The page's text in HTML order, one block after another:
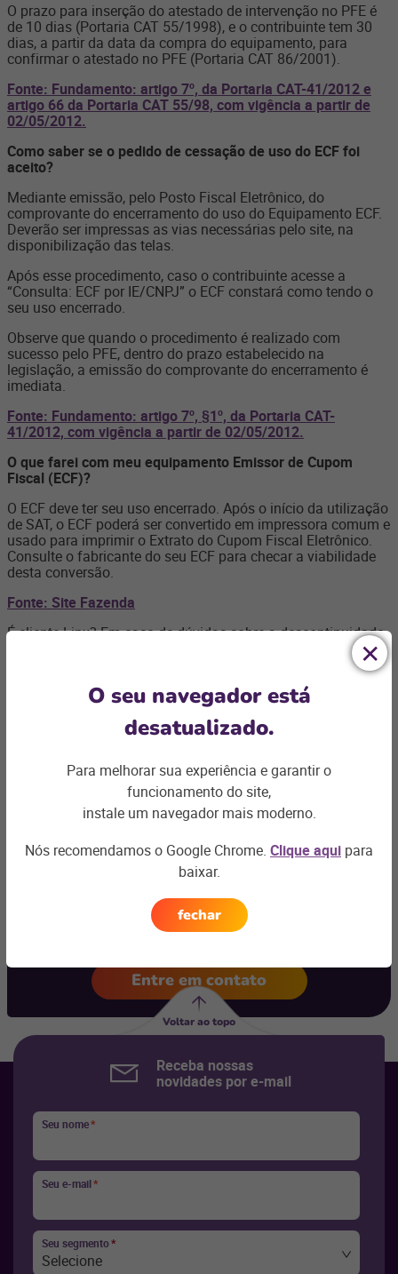
O prazo para inserção do atestado de intervenção no PFE é
de 10 dias (Portaria CAT 55/1998), e o contribuinte tem 30
dias, a partir da data da compra do equipamento, para
confirmar o atestado no PFE (Portaria CAT 86/2001).
Fonte: Fundamento: artigo 7º, da Portaria CAT-41/2012 e
artigo 66 da Portaria CAT 55/98, com vigência a partir de
02/05/2012.
Como saber se o pedido de cessação de uso do ECF foi
aceito?
Mediante emissão, pelo Posto Fiscal Eletrônico, do
comprovante do encerramento do uso do Equipamento ECF.
Deverão ser impressas as vias necessárias pelo site, na
disponibilização das telas.
Após esse procedimento, caso o contribuinte acesse a
“Consulta: ECF por IE/CNPJ” o ECF constará como tendo o
seu uso encerrado.
Observe que quando o procedimento é realizado com
sucesso pelo PFE, dentro do prazo estabelecido na
legislação, a emissão do comprovante do encerramento é
imediata.
Fonte: Fundamento: artigo 7º, §1º, da Portaria CAT-
41/2012, com vigência a partir de 02/05/2012.
O que farei com meu equipamento Emissor de Cupom
Fiscal (ECF)?
O ECF deve ter seu uso encerrado. Após o início da utilização
de SAT, o ECF poderá ser convertido em impressora comum e
usado para imprimir o Extrato do Cupom Fiscal Eletrônico.
Consulte o fabricante do seu ECF para checar a viabilidade
desta conversão.
Fonte: Site Fazenda
É cliente Linx? Em caso de dúvidas sobre a descontinuidade
da emissão por ECF para postos de combustíveis do estado
de São Paulo, entre em contato com a área de suporte do seu
Ficou com
alguma dúvida?
Podemos te ajudar com os desafios do seu negócio e
Entre em contato
O seu navegador está
desatualizado.
Para melhorar sua experiência e garantir o
funcionamento do site,
instale um navegador mais moderno.
Nós recomendamos o Google Chrome. Clique aqui para
baixar.
fechar
Voltar ao topo
Receba nossas
novidades por e-mail
Seu nome*
Seu e-mail*
Seu segmento*
Selecione